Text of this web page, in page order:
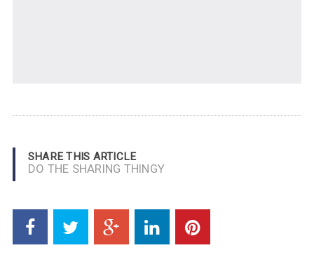
SHARE THIS ARTICLE
DO THE SHARING THINGY